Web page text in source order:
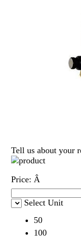
Tell us about your
Price: Â
Select Unit
50
100